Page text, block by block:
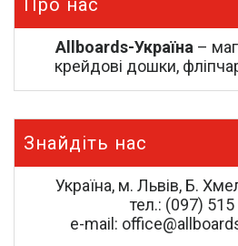
Про нас
Allboards-Україна –
крейдові дошки,
Знайдіть нас
Україна, м. Львів, Б.
тел.: (097)
e-mail: